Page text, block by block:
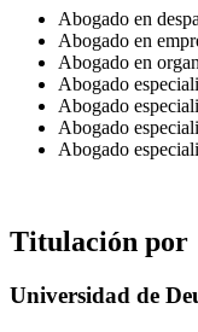
Abogado en
Abogado en
Abogado en
Abogado
Abogado
Abogado
Abogado
Titulación por
Universidad de